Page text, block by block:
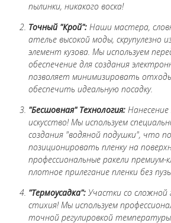
пылинки, никакого воска!
Точный "Крой": Наши мастера,
ателье высокой моды, скрупулезно
элемент кузова. Мы используем
обеспечение для создания
позволяет минимизировать
обеспечить идеальную посадку.
"Бесшовная" Технология:
искусство! Мы используем
создания "водяной подушки", что
позиционировать пленку на
профессиональные ракели премиум-
плотное прилегание пленки без
"Термоусадка": Участки со
стихия! Мы используем
точной регулировкой